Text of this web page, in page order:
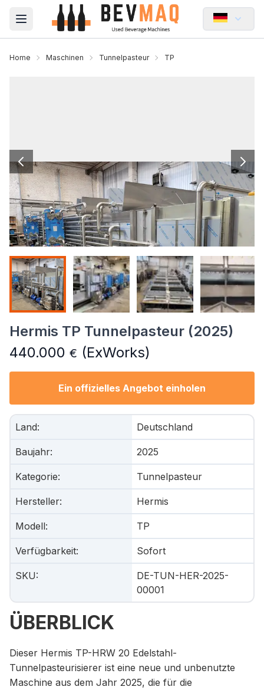
Open main menu
Home Maschinen Tunnelpasteur TP
Hermis TP Tunnelpasteur (2025)
440.000 € (ExWorks)
Ein offizielles Angebot einholen
Land: Deutschland
Baujahr: 2025
Kategorie: Tunnelpasteur
Hersteller: Hermis
Modell: TP
Verfügbarkeit: Sofort
SKU:
DE-TUN-HER-2025-
00001
ÜBERBLICK
Dieser Hermis TP-HRW 20 Edelstahl-
Tunnelpasteurisierer ist eine neue und unbenutzte
Maschine aus dem Jahr 2025, die für die